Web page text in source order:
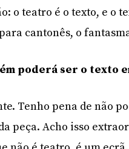
o teatro é o texto, e o
cantonês, o
poderá ser o texto
Tenho pena de não
peça. Acho isso